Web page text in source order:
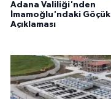
Adana Valiliği'nden
İmamoğlu'ndaki Göçük
Açıklaması